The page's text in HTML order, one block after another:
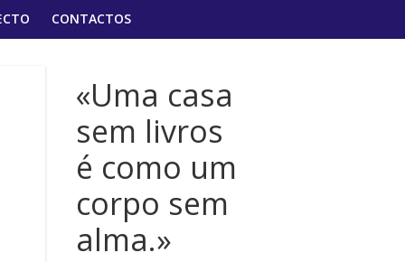
CONTACTOS
«Uma casa
sem livros
é como um
corpo sem
alma.»